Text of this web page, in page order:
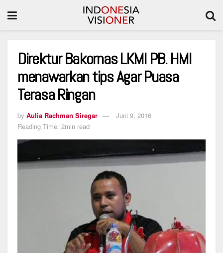
Direktur Bakornas LKMI PB. HMI
menawarkan tips Agar Puasa
Terasa Ringan
by Aulia Rachman Siregar
Juni 9, 2016
Reading Time: 2min read